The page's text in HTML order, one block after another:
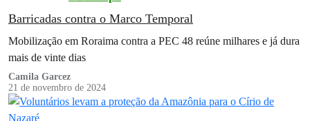
Barricadas contra o Marco Temporal
Mobilização em Roraima contra a PEC 48 reúne milhares e já dura
mais de vinte dias
Camila Garcez
21 de novembro de 2024